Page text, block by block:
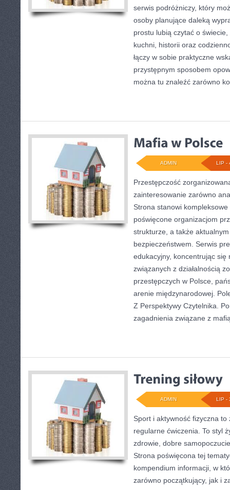
serwis podróżniczy, który
osoby planujące daleką
prostu lubią czytać o
kuchni, historii oraz
łączy w sobie praktyczne
przystępnym sposobem
można tu znaleźć zarówno
LIP -
ADMIN
Przestępczość
zainteresowanie zarówno
Strona stanowi
poświęcone organizacjom
strukturze, a także
bezpieczeństwem. Serwis
edukacyjny, koncentrując się
związanych z działalnością
przestępczych w Polsce,
arenie międzynarodowej.
Z Perspektywy Czytelnika.
zagadnienia związane z
LIP -
ADMIN
Sport i aktywność fizyczna
regularne ćwiczenia. To styl
zdrowie, dobre
Strona poświęcona tej
kompendium informacji, w
zarówno początkujący, jak i